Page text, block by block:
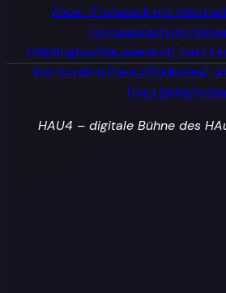
Zoom-Frühstück mit
Ein Gespräch mit
(Wellington/Neuseeland), Fast
Kim Borahm (Seoul/Südkorea)
(Neu Delhi/
HAU4 – digitale Bühne des